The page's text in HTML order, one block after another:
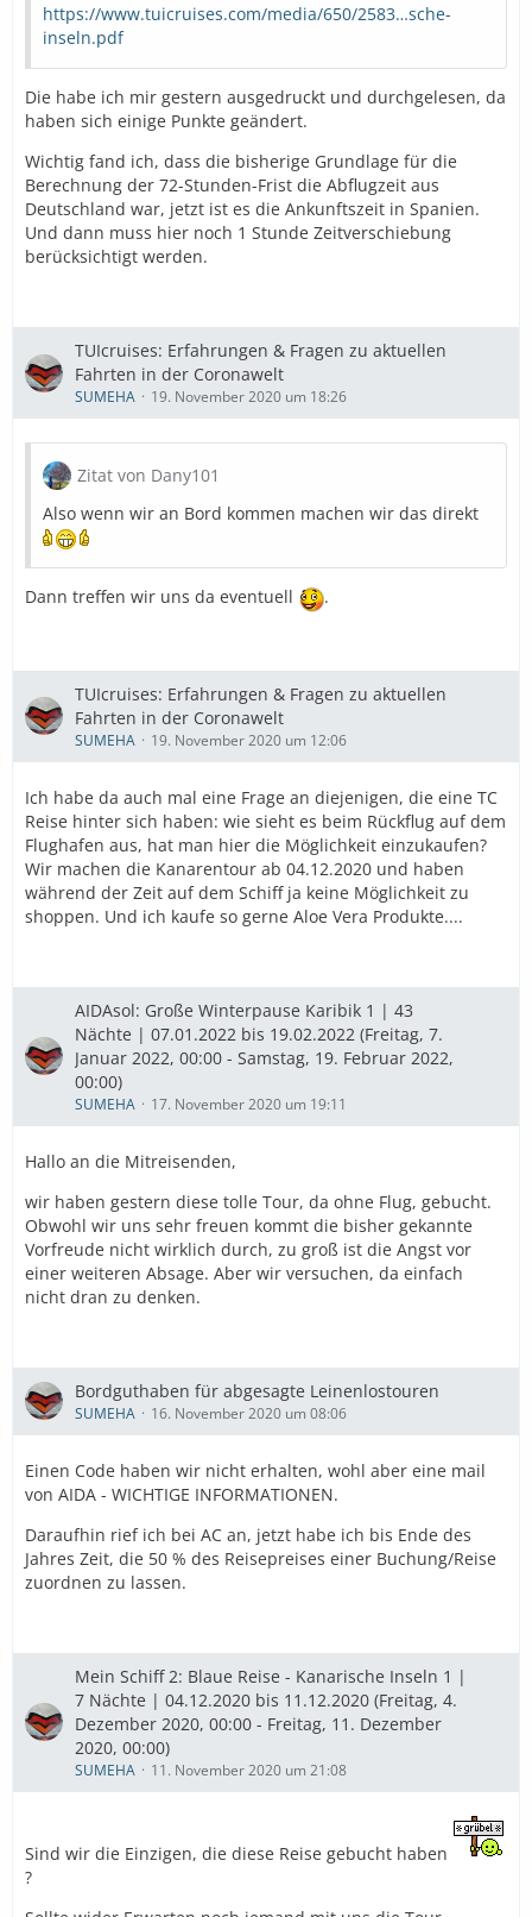
https://www.tuicruises.com/media/650/2583…sche-
inseln.pdf
Die habe ich mir gestern ausgedruckt und durchgelesen, da
haben sich einige Punkte geändert.
Wichtig fand ich, dass die bisherige Grundlage für die
Berechnung der 72-Stunden-Frist die Abflugzeit aus
Deutschland war, jetzt ist es die Ankunftszeit in Spanien.
Und dann muss hier noch 1 Stunde Zeitverschiebung
berücksichtigt werden.
TUIcruises: Erfahrungen & Fragen zu aktuellen
Fahrten in der Coronawelt
SUMEHA 19. November 2020 um 18:26
Zitat von Dany101
Also wenn wir an Bord kommen machen wir das direkt
Dann treffen wir uns da eventuell .
TUIcruises: Erfahrungen & Fragen zu aktuellen
Fahrten in der Coronawelt
SUMEHA 19. November 2020 um 12:06
Ich habe da auch mal eine Frage an diejenigen, die eine TC
Reise hinter sich haben: wie sieht es beim Rückflug auf dem
Flughafen aus, hat man hier die Möglichkeit einzukaufen?
Wir machen die Kanarentour ab 04.12.2020 und haben
während der Zeit auf dem Schiff ja keine Möglichkeit zu
shoppen. Und ich kaufe so gerne Aloe Vera Produkte....
AIDAsol: Große Winterpause Karibik 1 | 43
Nächte | 07.01.2022 bis 19.02.2022 (Freitag, 7.
Januar 2022, 00:00 - Samstag, 19. Februar 2022,
00:00)
SUMEHA 17. November 2020 um 19:11
Hallo an die Mitreisenden,
wir haben gestern diese tolle Tour, da ohne Flug, gebucht.
Obwohl wir uns sehr freuen kommt die bisher gekannte
Vorfreude nicht wirklich durch, zu groß ist die Angst vor
einer weiteren Absage. Aber wir versuchen, da einfach
nicht dran zu denken.
Bordguthaben für abgesagte Leinenlostouren
SUMEHA 16. November 2020 um 08:06
Einen Code haben wir nicht erhalten, wohl aber eine mail
von AIDA - WICHTIGE INFORMATIONEN.
Daraufhin rief ich bei AC an, jetzt habe ich bis Ende des
Jahres Zeit, die 50 % des Reisepreises einer Buchung/Reise
zuordnen zu lassen.
Mein Schiff 2: Blaue Reise - Kanarische Inseln 1 |
7 Nächte | 04.12.2020 bis 11.12.2020 (Freitag, 4.
Dezember 2020, 00:00 - Freitag, 11. Dezember
2020, 00:00)
SUMEHA 11. November 2020 um 21:08
Sind wir die Einzigen, die diese Reise gebucht haben
?